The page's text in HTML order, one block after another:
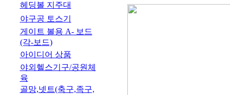
헤딩볼 지주대
야구공 토스기
게이트 볼용 A- 보드
(각-보드)
아이디어 상품
야외헬스기구/공원체
육
골망,넷트(축구,족구,